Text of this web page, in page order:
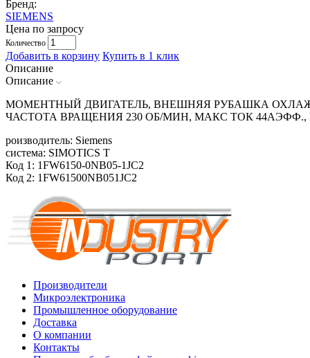
Бренд:
SIEMENS
Цена по запросу
Количество
Добавить в корзину Купить в 1 клик
Описание
Описание
МОМЕНТНЫЙ ДВИГАТЕЛЬ, ВНЕШНЯЯ РУБАШКА
ЧАСТОТА ВРАЩЕНИЯ 230 ОБ/МИН, МАКС ТОК
роизводитель: Siemens
система: SIMOTICS T
Код 1: 1FW6150-0NB05-1JC2
Код 2: 1FW61500NB051JC2
Производители
Микроэлектроника
Промышленное оборудование
Доставка
О компании
Контакты